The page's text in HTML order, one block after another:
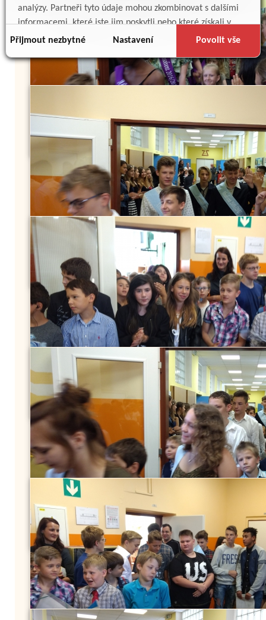
analýzy. Partneři tyto údaje mohou zkombinovat s dalšími
informacemi, které jste jim poskytli nebo které získali v
důsledku toho, že používáte jejich služby.
Přijmout nezbytné Nastavení Povolit vše